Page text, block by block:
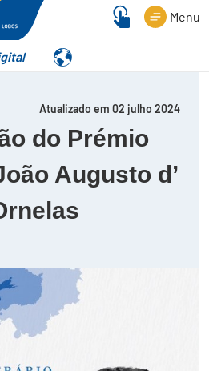
Menu
Atualizado em 02 julho 2024
do Prémio
Augusto d’